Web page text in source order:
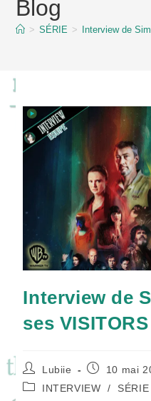
contentBlog
> SÉRIE > Interview de
Interview de
ses
Auteur/autrice
de
la
Lubiie
Publication
publiée :
10 mai
PostINTERVIEW / SÉRIE